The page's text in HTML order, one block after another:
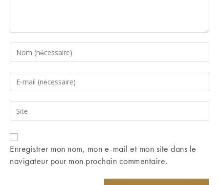
Enter
your
name
comment
Enter
your
email
address
comment
Saisir
l’URL
de
votre
(facultatif)
Enregistrer mon nom, mon e-mail et mon site dans le
navigateur pour mon prochain commentaire.